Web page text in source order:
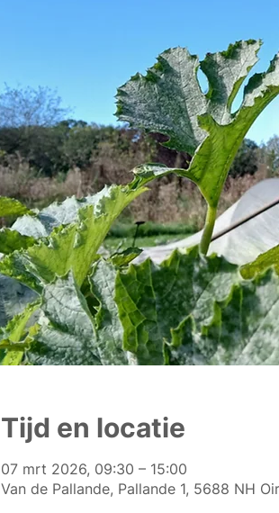
Tijd en locatie
07 mrt 2026, 09:30 – 15:00
Van de Pallande, Pallande 1, 5688 NH